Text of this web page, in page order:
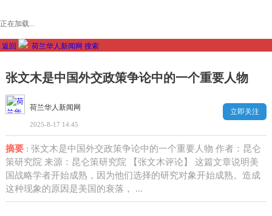
正在加载...
返回 荷兰华人新闻网 搜索
张文木是中国外交政策争论中的一个重要人物
荷兰华人新闻网
2025-8-17 14:45
立即关注
摘要: 张文木是中国外交政策争论中的一个重要人物 作者：昆仑
策研究院 来源：昆仑策研究院 【张文木评论】 这篇文章说明美
国战略学者开始成熟，因为他们选择的研究对象开始成熟。造成
这种现象的原因是美国的衰落， ...